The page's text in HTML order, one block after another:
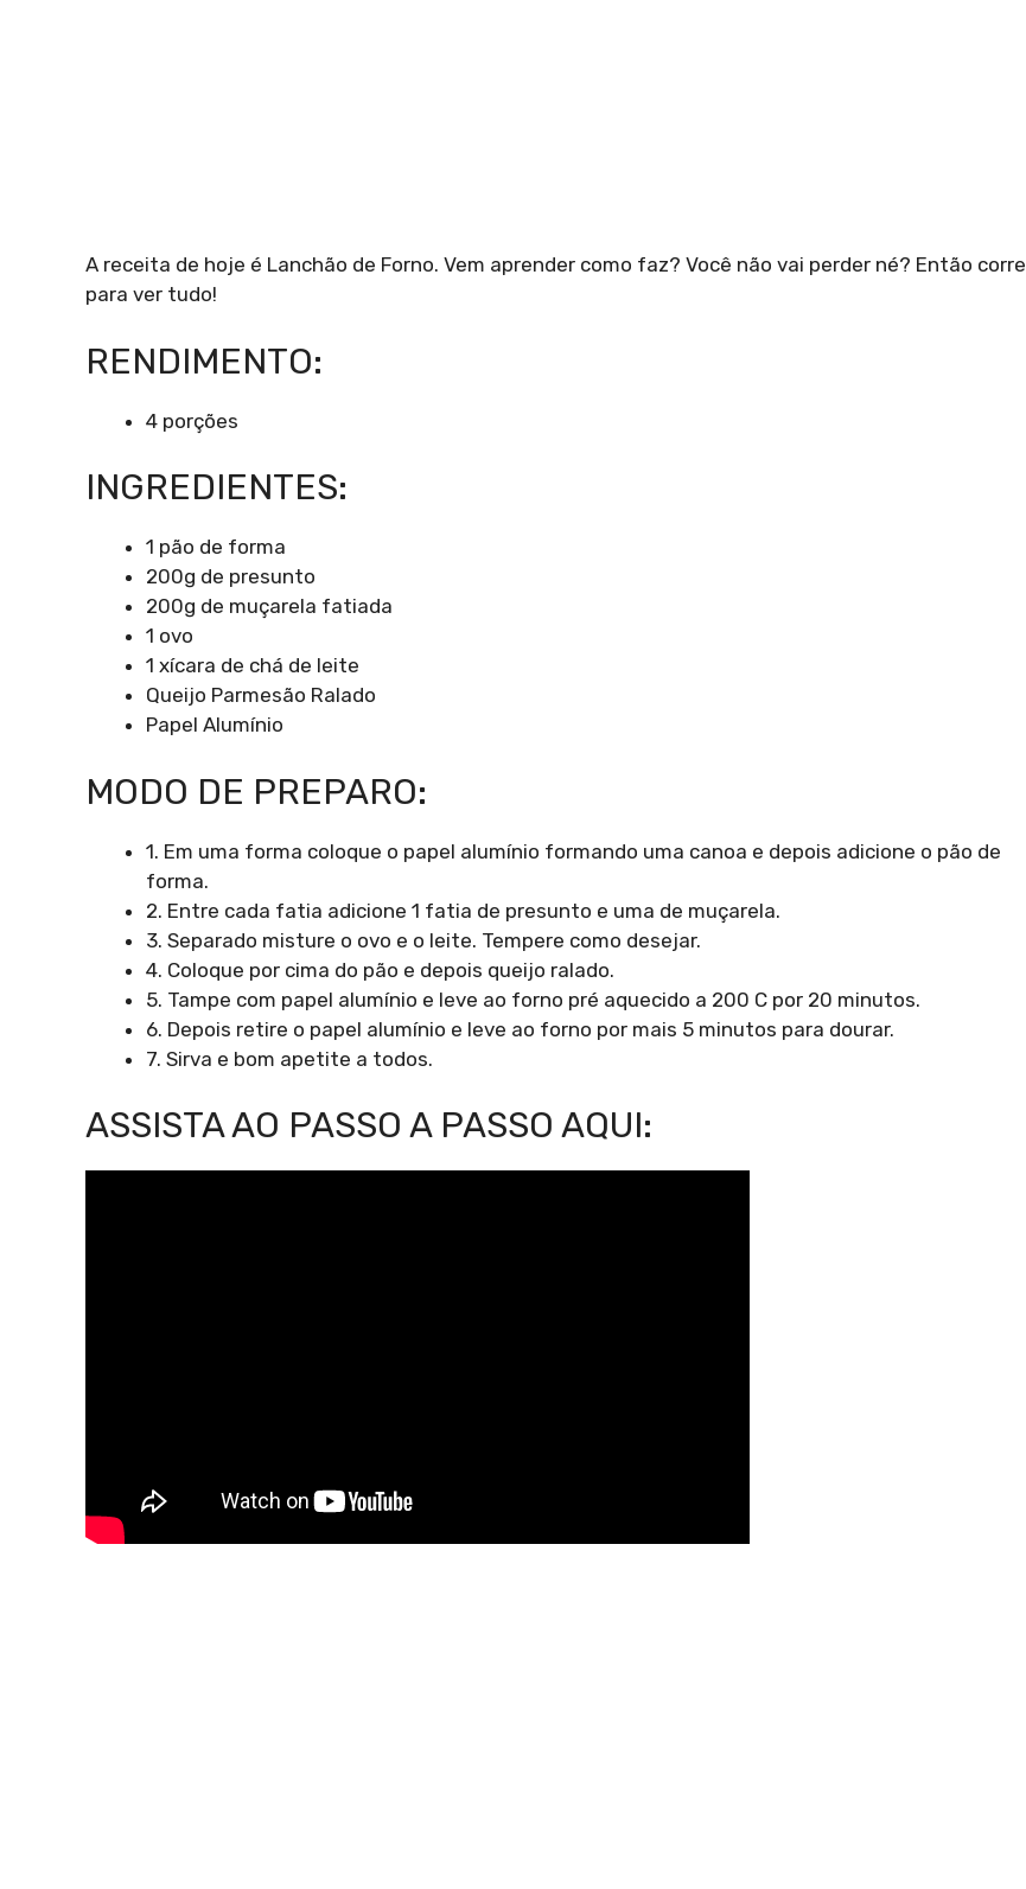
A receita de hoje é Lanchão de Forno. Vem aprender como faz? Você não vai perder né? Então corre
para ver tudo!
RENDIMENTO:
4 porções
INGREDIENTES:
1 pão de forma
200g de presunto
200g de muçarela fatiada
1 ovo
1 xícara de chá de leite
Queijo Parmesão Ralado
Papel Alumínio
MODO DE PREPARO:
1. Em uma forma coloque o papel alumínio formando uma canoa e depois adicione o pão de
forma.
2. Entre cada fatia adicione 1 fatia de presunto e uma de muçarela.
3. Separado misture o ovo e o leite. Tempere como desejar.
4. Coloque por cima do pão e depois queijo ralado.
5. Tampe com papel alumínio e leve ao forno pré aquecido a 200 C por 20 minutos.
6. Depois retire o papel alumínio e leve ao forno por mais 5 minutos para dourar.
7. Sirva e bom apetite a todos.
ASSISTA AO PASSO A PASSO AQUI: